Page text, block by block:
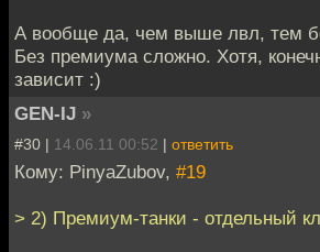
А вообще да, чем выше лвл, тем
Без премиума сложно. Хотя,
зависит :)
GEN-IJ »
#30 | 14.06.11 00:52 | ответить
Кому: PinyaZubov, #19
> 2) Премиум-танки - отдельный